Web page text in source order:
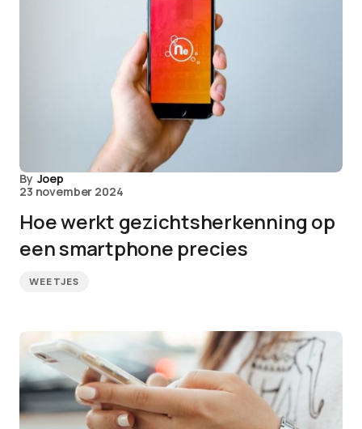
By Joep
23 november 2024
Hoe werkt gezichtsherkenning op
een smartphone precies
WEETJES